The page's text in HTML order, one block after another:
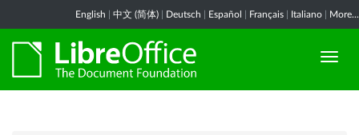
English 中文 (简体) Deutsch Español Français Italiano More...